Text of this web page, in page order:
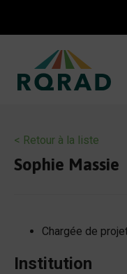
< Retour à la liste
Sophie Massie
Chargée de
Institution